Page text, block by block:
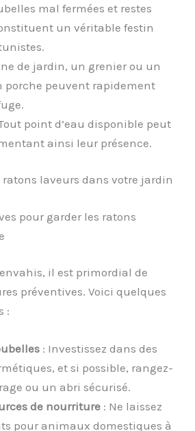
mal fermées et restes
un véritable festin
de jardin, un grenier ou un
porche peuvent rapidement
point d’eau disponible peut
ainsi leur présence.
ratons laveurs dans votre jardin
pour garder les ratons
il est primordial de
préventives. Voici quelques
:
: Investissez dans des
et si possible, rangez-
ou un abri sécurisé.
de nourriture : Ne laissez
pour animaux domestiques à